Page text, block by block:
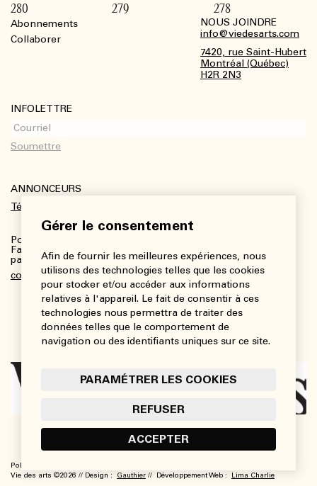
Gérer le consentement
Afin de fournir les meilleures expériences, nous
utilisons des technologies telles que les cookies
pour stocker et/ou accéder aux informations
relatives à l'appareil. Le fait de consentir à ces
technologies nous permettra de traiter des
données telles que le comportement de
navigation ou des identifiants uniques sur ce site.
PARAMÉTRER LES COOKIES
REFUSER
ACCEPTER
Abonnements
Collaborer
NOUS JOINDRE
info@viedesarts.com
7420, rue Saint-Hubert
Montréal (Québec)
H2R 2N3
INFOLETTRE
ANNONCEURS
Télécharger le kit média
Pour plus de renseignements :
Fanny Charbonneau, Responsable des communications,
partenariats et publicités
communications@viedesarts.com
280 279 278
Politique de confidentialité
Vie des arts ©2026 // Design : Gauthier // Développement Web : Lima Charlie